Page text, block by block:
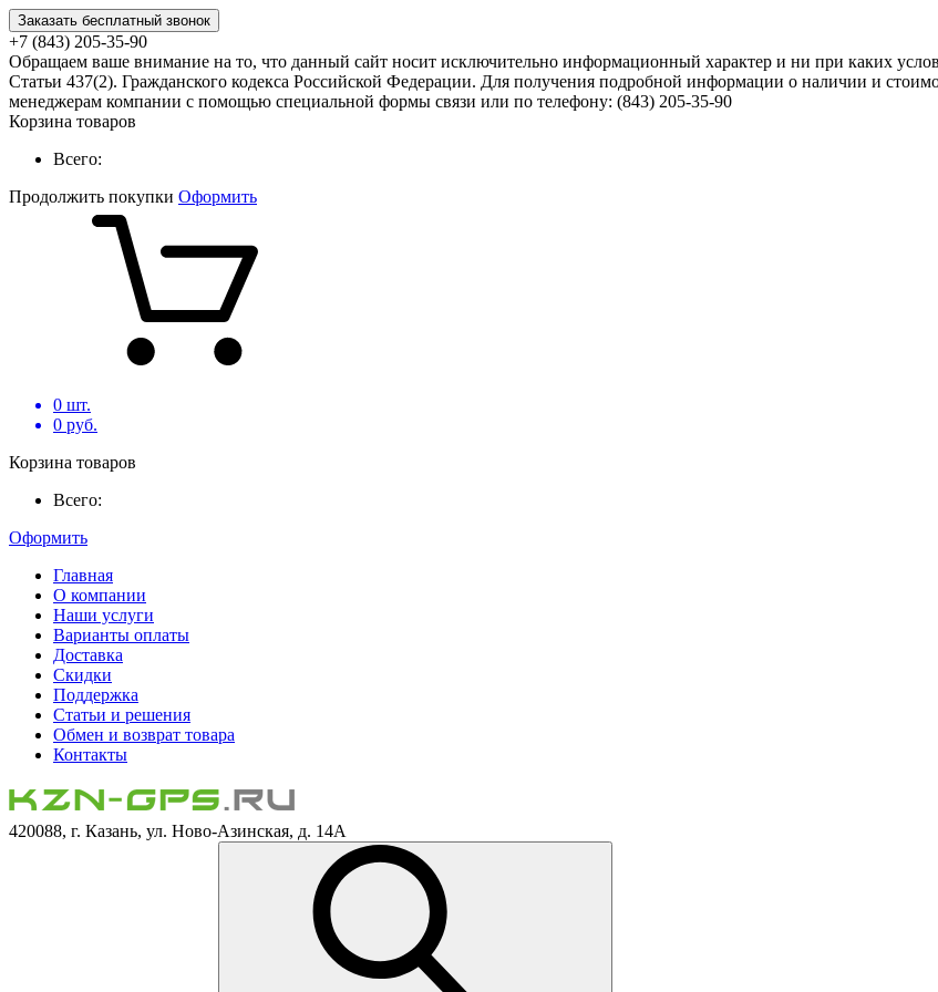
Заказать бесплатный звонок
+7 (843) 205-35-90
Обращаем ваше внимание на то, что данный сайт носит исключительно информационный характер и ни при каких
Статьи 437(2). Гражданского кодекса Российской Федерации. Для получения подробной информации о наличии и
менеджерам компании с помощью специальной формы связи или по телефону: (843) 205-35-90
Корзина товаров
Всего:
Продолжить покупки Оформить
0 шт.
0 руб.
Корзина товаров
Всего:
Оформить
Главная
О компании
Наши услуги
Варианты оплаты
Доставка
Скидки
Поддержка
Статьи и решения
Обмен и возврат товара
Контакты
420088, г. Казань, ул. Ново-Азинская, д. 14А